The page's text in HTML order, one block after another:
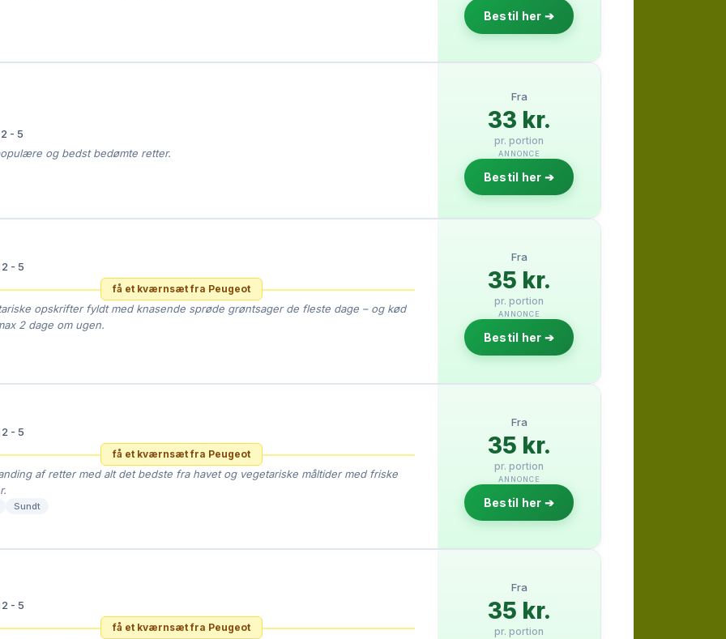
Bestil her ➔
2 - 5
og bedst bedømte retter.
Fra
33 kr.
pr. portion
ANNONCE
Bestil her ➔
2 - 5
få et kværnsæt fra Peugeot
opskrifter fyldt med knasende sprøde grøntsager de fleste dage – og kød
2 dage om ugen.
Fra
35 kr.
pr. portion
ANNONCE
Bestil her ➔
2 - 5
få et kværnsæt fra Peugeot
af retter med alt det bedste fra havet og vegetariske måltider med friske
Sundt
Fra
35 kr.
pr. portion
ANNONCE
Bestil her ➔
2 - 5
få et kværnsæt fra Peugeot
Fra
35 kr.
pr. portion